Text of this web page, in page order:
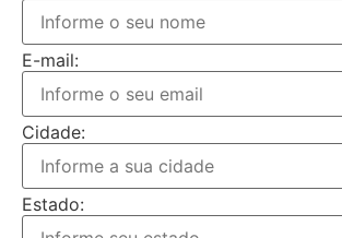
E-mail:
Cidade:
Estado: